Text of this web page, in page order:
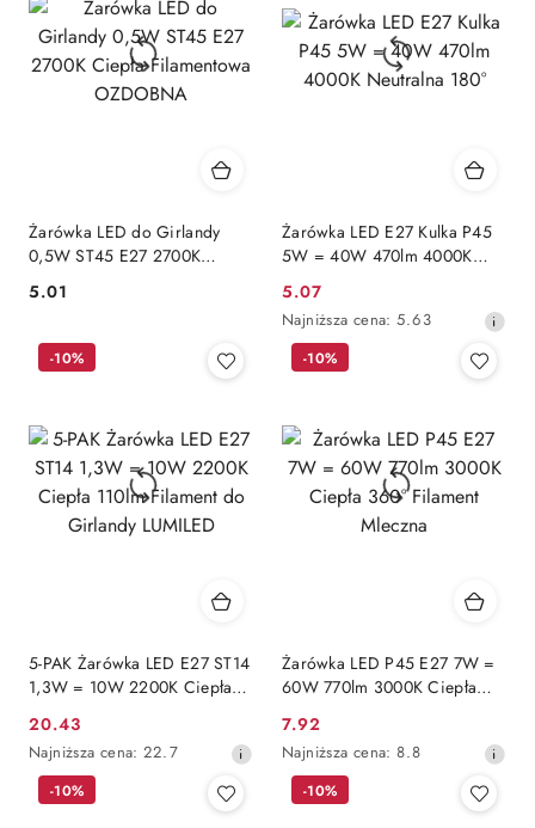
Żarówka LED do Girlandy
0,5W ST45 E27 2700K
OZDOBNA
Cena:
5.01
Żarówka LED E27 Kulka P45
5W = 40W 470lm 4000K
Cena
promocyjna:
5.07
Najniższa
cena
przed
obniżką
Najniższa cena: 5.63
5-PAK Żarówka LED E27 ST14
1,3W = 10W 2200K Ciepła
LUMILED
Cena
promocyjna:
20.43
Najniższa
cena
Najniższa cena: 22.7
-10%
Żarówka LED P45 E27 7W =
60W 770lm 3000K Ciepła
Cena
promocyjna:
7.92
Najniższa
cena
Najniższa cena: 8.8
-10%
-10% -10%